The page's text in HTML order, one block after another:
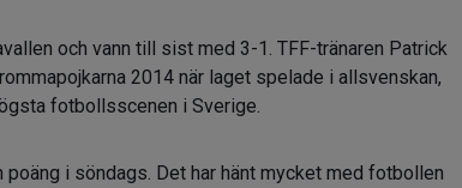
och vann till sist med 3-1. TFF-tränaren Patrick
2014 när laget spelade i allsvenskan,
fotbollsscenen i Sverige.
i söndags. Det har hänt mycket med fotbollen